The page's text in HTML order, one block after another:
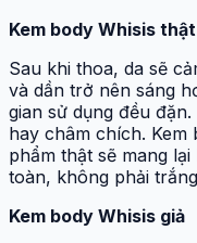
Kem body Whisis thật
Sau khi thoa, da sẽ
và dần trở nên sáng
gian sử dụng đều
hay châm chích. Kem
phẩm thật sẽ mang
toàn, không phải
Kem body Whisis giả